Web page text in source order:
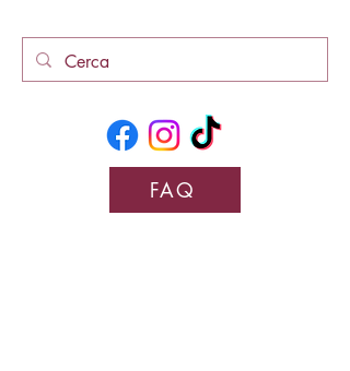
FAQ